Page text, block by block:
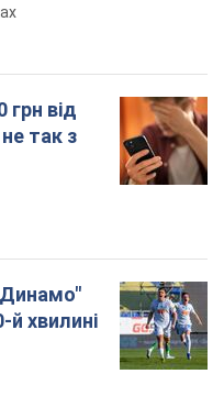
грн від
так з
й хвилині